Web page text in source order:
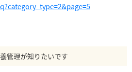
管理が知りたいです